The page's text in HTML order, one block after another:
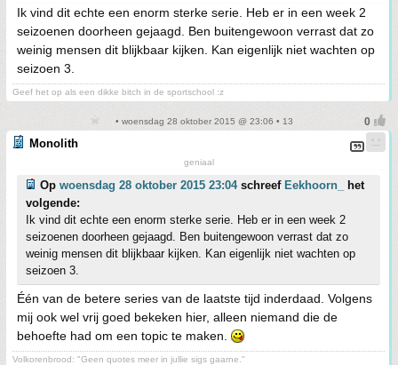
Ik vind dit echte een enorm sterke serie. Heb er in een week 2
seizoenen doorheen gejaagd. Ben buitengewoon verrast dat zo
weinig mensen dit blijkbaar kijken. Kan eigenlijk niet wachten op
seizoen 3.
Geef het op als een dikke bitch in de sportschool :z
• woensdag 28 oktober 2015 @ 23:06 • 13
Monolith
geniaal
Op woensdag 28 oktober 2015 23:04schreef Eekhoorn_
het
volgende:
Ik vind dit echte een enorm sterke serie. Heb er in een week 2
seizoenen doorheen gejaagd. Ben buitengewoon verrast dat zo
weinig mensen dit blijkbaar kijken. Kan eigenlijk niet wachten op
seizoen 3.
Één van de betere series van de laatste tijd inderdaad. Volgens
mij ook wel vrij goed bekeken hier, alleen niemand die de
behoefte had om een topic te maken.
Volkorenbrood: "Geen quotes meer in jullie sigs gaarne."